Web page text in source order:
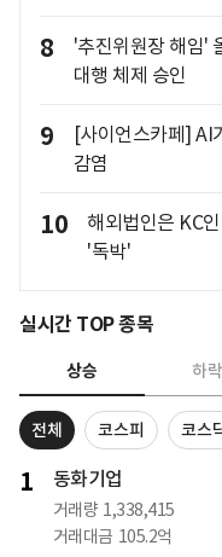
8
'추진위원장 해임'
대행 체제 승인
9
[사이언스카페] AI
감염
10
해외법인은 KC
'독박'
실시간 TOP 종목
상승 하락
전체 코스피 코스
1 동화기업
거래량 1,338,415
거래대금 105.2억